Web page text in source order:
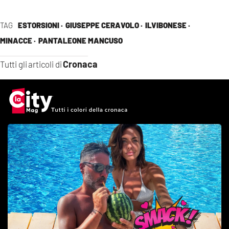
TAG ESTORSIONI · GIUSEPPE CERAVOLO · ILVIBONESE ·
MINACCE · PANTALEONE MANCUSO
Tutti gli articoli diCronaca